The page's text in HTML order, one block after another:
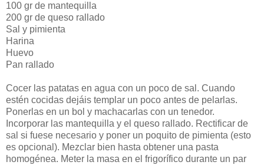
100 gr de mantequilla
200 gr de queso rallado
Sal y pimienta
Harina
Huevo
Pan rallado
Cocer las patatas en agua con un poco de sal. Cuando
estén cocidas dejáis templar un poco antes de pelarlas.
Ponerlas en un bol y machacarlas con un tenedor.
Incorporar las mantequilla y el queso rallado. Rectificar de
sal si fuese necesario y poner un poquito de pimienta (esto
es opcional). Mezclar bien hasta obtener una pasta
homogénea. Meter la masa en el frigorífico durante un par